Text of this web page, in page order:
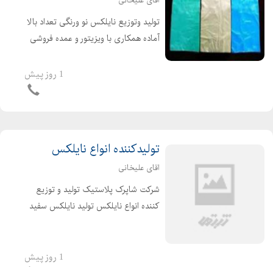
تولید وتوزیع نایلکس نو ورنگی تعداد بالا
آماده همکاری با ویزیتور و عمده فروشی
ارزش افزوده برای شرکت ها ونهادها و
1 روز پیش
تولیدکننده انواع نایلکس
اقای علیخانی
شرکت شاپرک پلاستیک تولید و توزیع
کننده انواع نایلکس تولید نایلکس سفید
و مناسب برای استفاده در سوپرمارکت،
1 روز پیش